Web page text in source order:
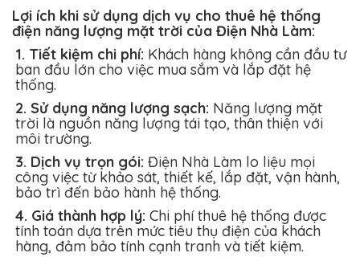
Lợi ích khi sử dụng dịch vụ cho thuê hệ thống
điện năng lượng mặt trời của Điện Nhà Làm:
1. Tiết kiệm chi phí: Khách hàng không cần đầu tư
ban đầu lớn cho việc mua sắm và lắp đặt hệ
thống.
2. Sử dụng năng lượng sạch: Năng lượng mặt
trời là nguồn năng lượng tái tạo, thân thiện với
môi trường.
3. Dịch vụ trọn gói: Điện Nhà Làm lo liệu mọi
công việc từ khảo sát, thiết kế, lắp đặt, vận hành,
bảo trì đến bảo hành hệ thống.
4. Giá thành hợp lý: Chi phí thuê hệ thống được
tính toán dựa trên mức tiêu thụ điện của khách
hàng, đảm bảo tính cạnh tranh và tiết kiệm.